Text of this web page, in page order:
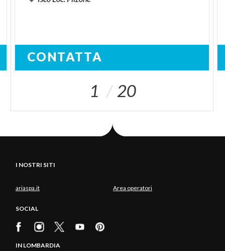
CONTATTA
1 20
I NOSTRI SITI
ariaspa.it Area operatori
SOCIAL
IN LOMBARDIA